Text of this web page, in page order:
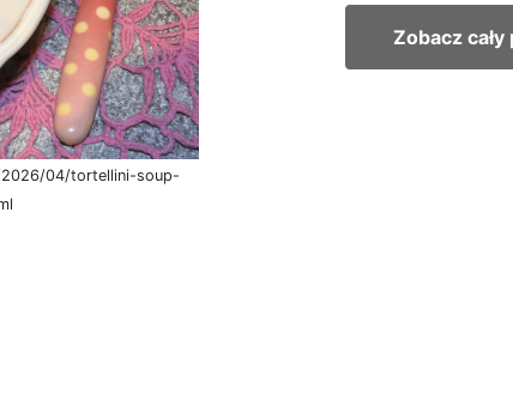
2026/04/tortellini-soup-
Zobacz